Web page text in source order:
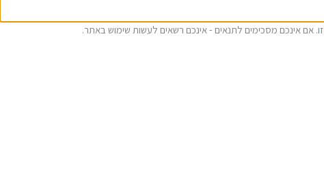
זו. אם אינכם מסכימים לתנאים - אינכם רשאים לעשות שימוש באתר.